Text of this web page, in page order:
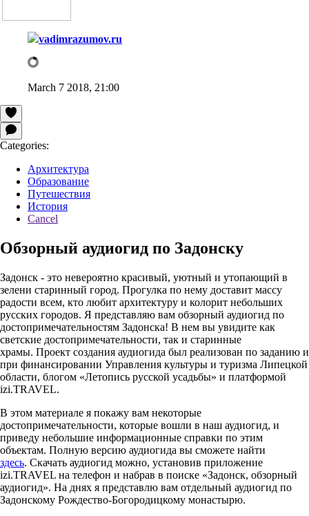
vadimrazumov.ru
March 7 2018, 21:00
Categories:
Архитектура
Образование
Путешествия
История
Cancel
Обзорный аудиогид по Задонску
Задонск - это невероятно красивый, уютный и утопающий в
зелени старинный город. Прогулка по нему доставит массу
радости всем, кто любит архитектуру и колорит небольших
русских городов. Я представляю вам обзорный аудиогид по
достопримечательностям Задонска! В нем вы увидите как
светские достопримечательности, так и старинные
храмы. Проект создания аудиогида был реализован по заданию и
при финансировании Управления культуры и туризма Липецкой
области, блогом «Летопись русской усадьбы» и платформой
izi.TRAVEL.
В этом материале я покажу вам некоторые
достопримечательности, которые вошли в наш аудиогид, и
приведу небольшие информационные справки по этим
объектам. Полную версию аудиогида вы сможете найти
здесь. Скачать аудиогид можно, установив приложение
izi.TRAVEL на телефон и набрав в поиске «Задонск, обзорный
аудиогид». На днях я представлю вам отдельный аудиогид по
Задонскому Рождество-Богородицкому монастырю.